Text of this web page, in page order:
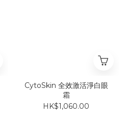
CytoSkin 全效激活淨白眼
霜
HK$1,060.00